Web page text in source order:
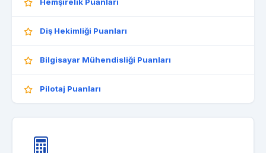
Hemşirelik Puanları
Diş Hekimliği Puanları
Bilgisayar Mühendisliği Puanları
Pilotaj Puanları